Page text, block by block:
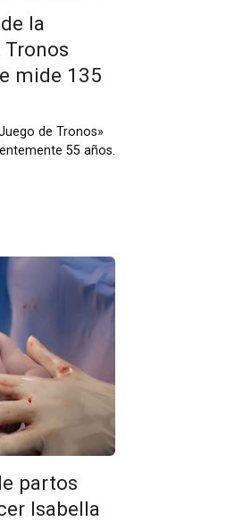
la
mide 135
de Tronos»
55 años.
partos
Isabella